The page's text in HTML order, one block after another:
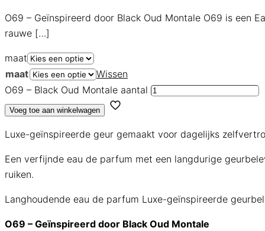
O69 – Geïnspireerd door Black Oud Montale O69 is een
rauwe […]
maat
maat
Wissen
O69 – Black Oud Montale aantal
Voeg toe aan winkelwagen
Luxe-geïnspireerde geur gemaakt voor dagelijks
Een verfijnde eau de parfum met een langdurige
ruiken.
Langhoudende eau de parfum Luxe-geïnspireerde
O69 – Geïnspireerd door Black Oud Montale